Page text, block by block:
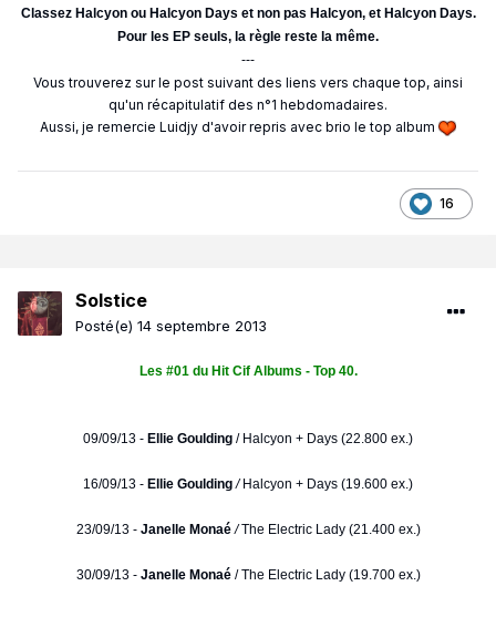
Classez Halcyon ou Halcyon Days et non pas Halcyon, et Halcyon Days.
Pour les EP seuls, la règle reste la même.
---
Vous trouverez sur le post suivant des liens vers chaque top, ainsi
qu'un récapitulatif des n°1 hebdomadaires.
Aussi, je remercie Luidjy d'avoir repris avec brio le top album
16
Solstice
Posté(e) 14 septembre 2013
Les #01 du Hit Cif Albums - Top 40.
09/09/13 - Ellie Goulding / Halcyon + Days (22.800 ex.)
16/09/13 - Ellie Goulding /Halcyon + Days (19.600 ex.)
23/09/13 - Janelle Monaé /The Electric Lady (21.400 ex.)
30/09/13 - Janelle Monaé/ The Electric Lady (19.700 ex.)